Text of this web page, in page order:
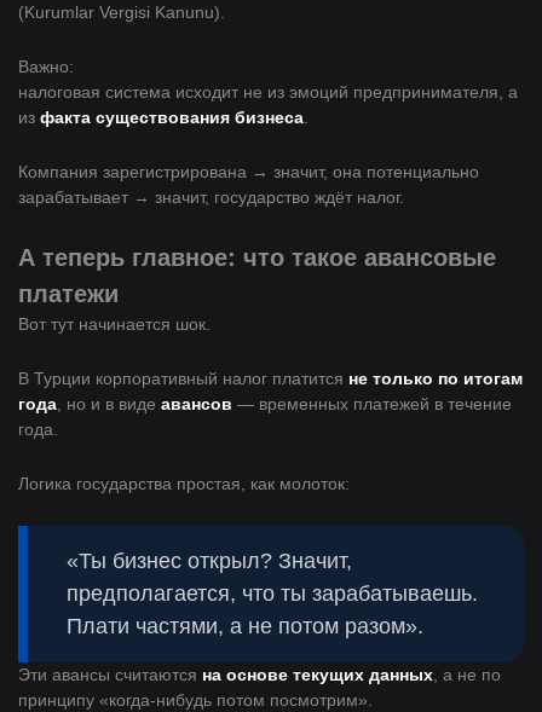
(Kurumlar Vergisi Kanunu).
Важно:
налоговая система исходит не из эмоций предпринимателя, а
из факта существования бизнеса
Компания зарегистрирована → значит, она потенциально
зарабатывает → значит, государство ждёт налог.
А теперь главное: что такое авансовые
платежи
Вот тут начинается шок.
В Турции корпоративный налог платится не только по итогам
года , но и в виде авансов — временных платежей в течение
года.
Логика государства простая, как молоток:
«Ты бизнес открыл? Значит,
предполагается, что ты зарабатываешь.
Плати частями, а не потом разом».
Эти авансы считаются на основе текущих данных , а не по
принципу «когда-нибудь потом посмотрим».